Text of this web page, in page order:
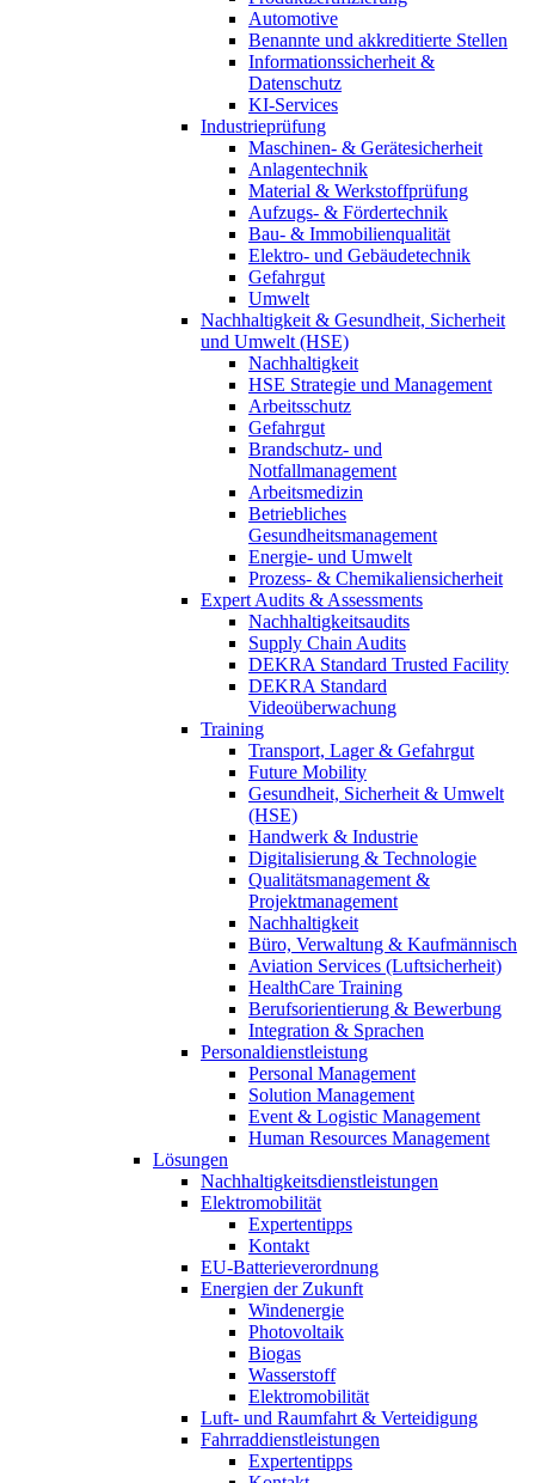
Automotive
Benannte und akkreditierte Stellen
Informationssicherheit &
Datenschutz
KI-Services
Industrieprüfung
Maschinen- & Gerätesicherheit
Anlagentechnik
Material & Werkstoffprüfung
Aufzugs- & Fördertechnik
Bau- & Immobilienqualität
Elektro- und Gebäudetechnik
Gefahrgut
Umwelt
Nachhaltigkeit & Gesundheit, Sicherheit
und Umwelt (HSE)
Nachhaltigkeit
HSE Strategie und Management
Arbeitsschutz
Gefahrgut
Brandschutz- und
Notfallmanagement
Arbeitsmedizin
Betriebliches
Gesundheitsmanagement
Energie- und Umwelt
Prozess- & Chemikaliensicherheit
Expert Audits & Assessments
Nachhaltigkeitsaudits
Supply Chain Audits
DEKRA Standard Trusted Facility
DEKRA Standard
Videoüberwachung
Training
Transport, Lager & Gefahrgut
Future Mobility
Gesundheit, Sicherheit & Umwelt
(HSE)
Handwerk & Industrie
Digitalisierung & Technologie
Qualitätsmanagement &
Projektmanagement
Nachhaltigkeit
Büro, Verwaltung & Kaufmännisch
Aviation Services (Luftsicherheit)
HealthCare Training
Berufsorientierung & Bewerbung
Integration & Sprachen
Personaldienstleistung
Personal Management
Solution Management
Event & Logistic Management
Human Resources Management
Lösungen
Nachhaltigkeitsdienstleistungen
Elektromobilität
Expertentipps
Kontakt
EU-Batterieverordnung
Energien der Zukunft
Windenergie
Photovoltaik
Biogas
Wasserstoff
Elektromobilität
Luft- und Raumfahrt & Verteidigung
Fahrraddienstleistungen
Expertentipps